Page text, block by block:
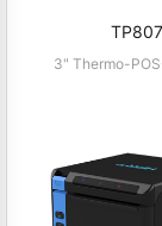
TP807
3" Thermo-